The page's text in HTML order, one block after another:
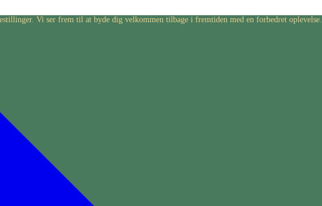
Vi ser frem til at byde dig velkommen tilbage i fremtiden med en forbedret oplevelse.